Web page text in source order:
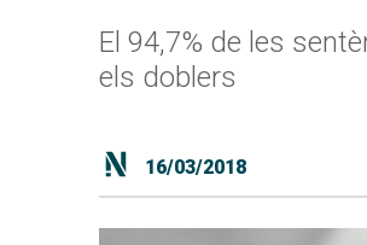
El 94,7% de les
els doblers
16/03/2018